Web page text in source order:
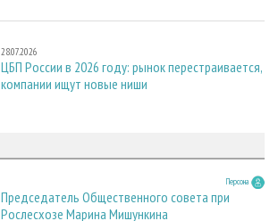
28.07.2026
ЦБП России в 2026 году: рынок перестраивается,
компании ищут новые ниши
Персона
Председатель Общественного совета при
Рослесхозе Марина Мишункина